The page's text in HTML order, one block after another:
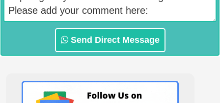
Send Direct Message